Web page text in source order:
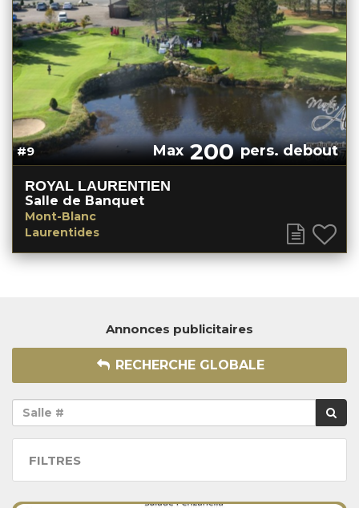
#9 Max200pers. debout
ROYAL LAURENTIEN
Salle de Banquet
Mont-Blanc
Laurentides
Annonces publicitaires
RECHERCHE GLOBALE
FILTRES